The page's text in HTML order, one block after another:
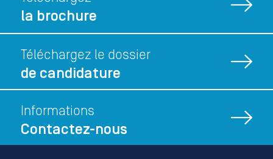
la brochure
Téléchargez le dossier
de candidature
Informations
Contactez-nous